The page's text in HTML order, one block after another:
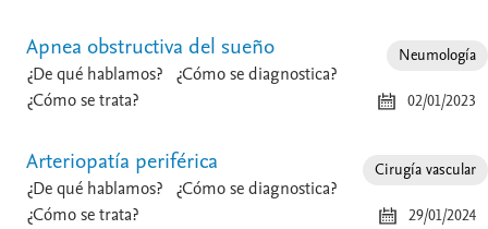
Neumología
02/01/2023
Apnea obstructiva del sueño
¿De qué hablamos? ¿Cómo se diagnostica?
¿Cómo se trata?
Cirugía vascular
29/01/2024
Arteriopatía periférica
¿De qué hablamos? ¿Cómo se diagnostica?
¿Cómo se trata?